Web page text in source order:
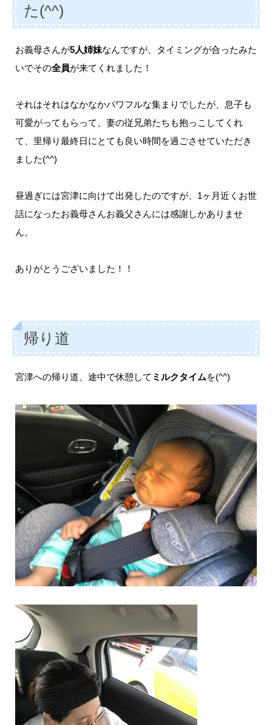
た(^^)
お義母さんが5人姉妹なんですが、タイミングが合ったみた
いでその全員が来てくれました！
それはそれはなかなかパワフルな集まりでしたが、息子も
可愛がってもらって、妻の従兄弟たちも抱っこしてくれ
て、里帰り最終日にとても良い時間を過ごさせていただき
ました(^^)
昼過ぎには宮津に向けて出発したのですが、1ヶ月近くお世
話になったお義母さんお義父さんには感謝しかありませ
ん。
ありがとうございました！！
帰り道
宮津への帰り道、途中で休憩して ミルクタイムを(^^)